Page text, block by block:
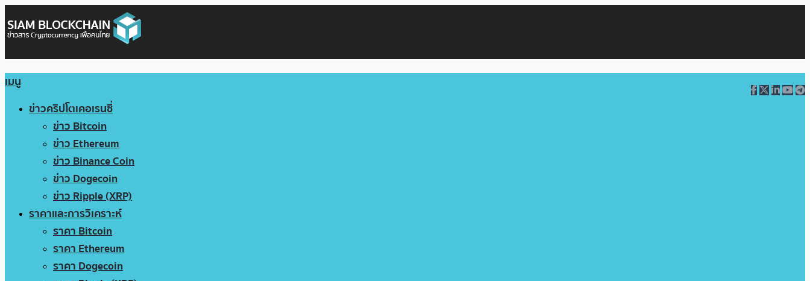
เมนู
ข่าวคริปโตเคอเรนซี่
ข่าว Bitcoin
ข่าว Ethereum
ข่าว Binance Coin
ข่าว Dogecoin
ข่าว Ripple (XRP)
ราคาและการวิเคราะห์
ราคา Bitcoin
ราคา Ethereum
ราคา Dogecoin